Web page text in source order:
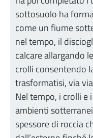
sottosuolo ha
come un fiume
nel tempo, il
calcare allargando
crolli consentendo
trasformatisi, via
Nel tempo, i crolli e
ambienti
spessore di roccia